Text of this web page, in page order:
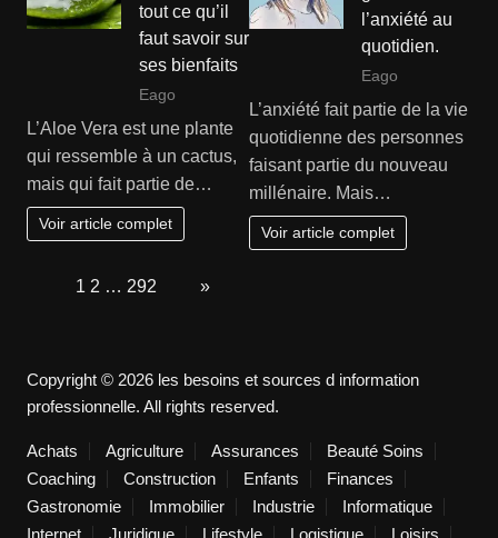
tout ce qu’il
faut savoir sur
ses bienfaits
Eago
L’Aloe Vera est une plante
qui ressemble à un cactus,
mais qui fait partie de…
Voir article complet
l’anxiété au
quotidien.
Eago
L’anxiété fait partie de la vie
quotidienne des personnes
faisant partie du nouveau
millénaire. Mais…
Voir article complet
1 2 … 292 »
Copyright © 2026 les besoins et sources d information
professionnelle. All rights reserved.
Achats Agriculture Assurances
Beauté Soins
Coaching
Construction Enfants
Finances
Gastronomie
Immobilier Industrie
Informatique
Internet
Juridique Lifestyle Logistique Loisirs